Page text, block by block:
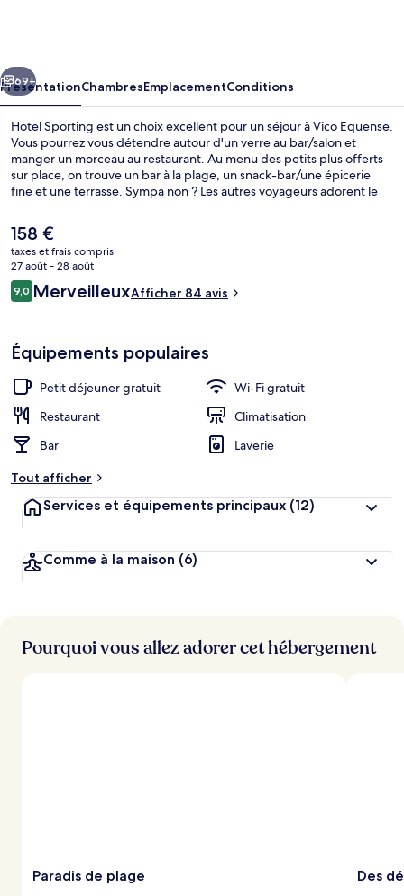
Suivant
69+
PrésentationChambresEmplacementConditions
Hotel Sporting est un choix excellent pour un séjour à Vico Equense.
Vous pourrez vous détendre autour d'un verre au bar/salon et
manger un morceau au restaurant. Au menu des petits plus offerts
sur place, on trouve un bar à la plage, un snack-bar/une épicerie
fine et une terrasse. Sympa non ? Les autres voyageurs adorent le
Le
prix
actuel
est
de
158 €
taxes et frais compris
27 août - 28 août
Avis
voyageurs
9,09,0 sur 10
MerveilleuxAfficher 84 avis
Équipements populaires
Petit déjeuner gratuit
Wi-Fi gratuit
Restaurant
Climatisation
Bar
Laverie
Tout afficher
Services et équipements principaux (12)
Comme à la maison (6)
Pourquoi vous allez adorer cet hébergement
Paradis de plage Des